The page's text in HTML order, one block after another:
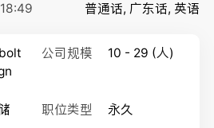
普通话, 广东话, 英语
公司规模 10 - 29 (人)
职位类型
永久